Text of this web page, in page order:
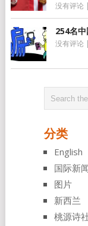
没有评论 |
254名
没有评论 |
分类
English
国际新
图片
新西兰
桃源诗